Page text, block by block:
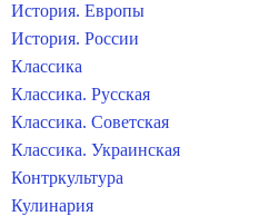
История. Европы
История. России
Классика
Классика. Русская
Классика. Советская
Классика. Украинская
Контркультура
Кулинария